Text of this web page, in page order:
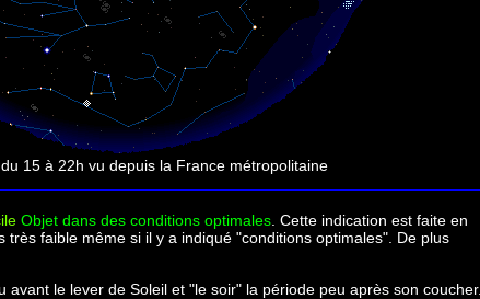
15 à 22h vu depuis la France métropolitaine
Objet dans des conditions optimales. Cette indication est faite en
faible même si il y a indiqué "conditions optimales". De plus
le lever de Soleil et "le soir" la période peu après son coucher.